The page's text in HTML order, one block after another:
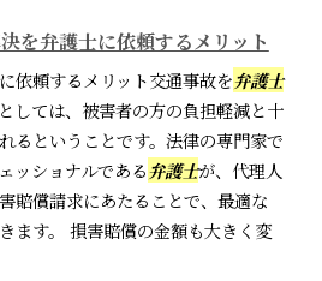
を弁護士に依頼するメリット
依頼するメリット交通事故を弁護士
しては、被害者の方の負担軽減と十
るということです。法律の専門家で
ッショナルである弁護士が、代理人
賠償請求にあたることで、最適な
ます。 損害賠償の金額も大きく変